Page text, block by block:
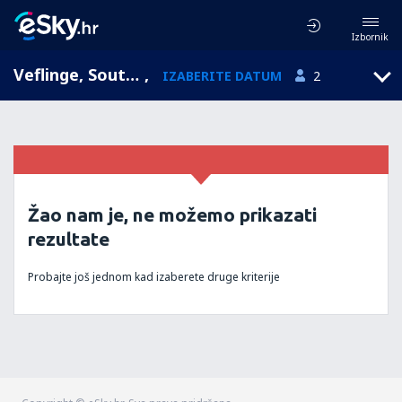
Izbornik
Veflinge, South Jutland, Danska , IZABERITE DATUM 2
Žao nam je, ne možemo prikazati
rezultate
Probajte još jednom kad izaberete druge kriterije